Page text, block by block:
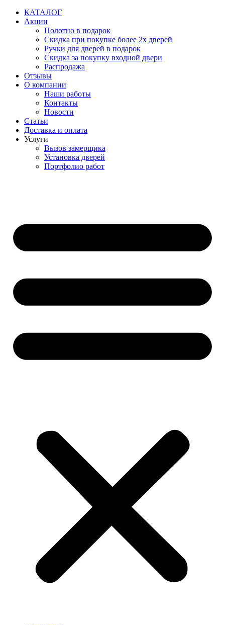
Перейти
содержимому
КАТАЛОГ
Акции
Полотно в подарок
Скидка при покупке более 2х дверей
Ручки для дверей в подарок
Скидка за покупку входной двери
Распродажа
Отзывы
О компании
Наши работы
Контакты
Новости
Статьи
Доставка и оплата
Услуги
Вызов замерщика
Установка дверей
Портфолио работ